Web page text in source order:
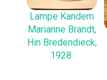
Lampe Kandem
Marianne Brandt,
Hin Bredendieck,
1928